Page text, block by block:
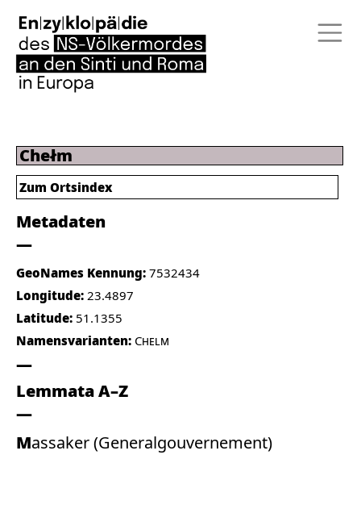
Chełm
Metadaten
GeoNames Kennung: 7532434
Longitude: 23.4897
Latitude: 51.1355
Namensvarianten: Chelm
Lemmata A–Z
Massaker (Generalgouvernement)
Zum Ortsindex